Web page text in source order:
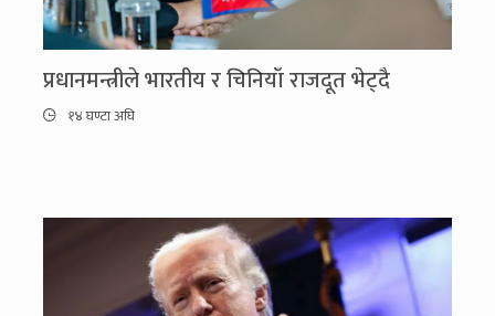
प्रधानमन्त्रीले भारतीय र चिनियाँ राजदूत भेट्दै
१४ घण्टा अघि